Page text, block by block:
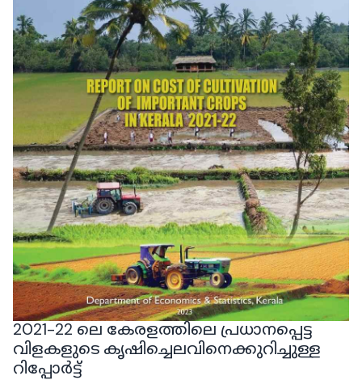
2021-22 ലെ കേരളത്തിലെ പ്രധാനപ്പെട്ട
വിളകളുടെ കൃഷിച്ചെലവിനെക്കുറിച്ചുള്ള
റിപ്പോർട്ട്